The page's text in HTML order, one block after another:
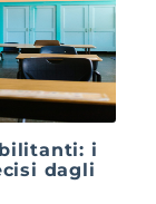
i
dagli